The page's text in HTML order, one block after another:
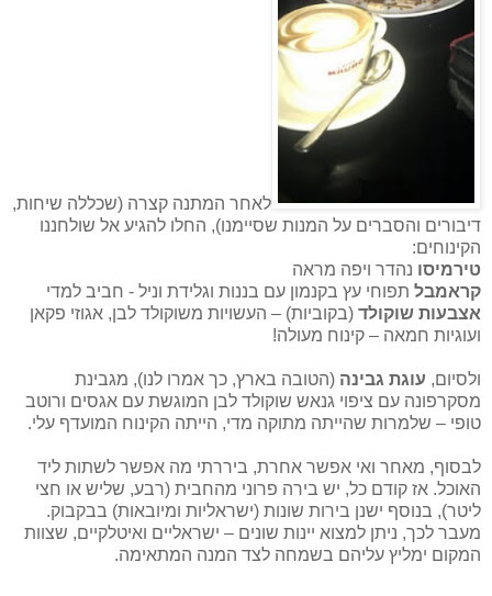
לאחר המתנה קצרה (שכללה שיחות,
דיבורים והסברים על המנות שסיימנו), החלו להגיע אל שולחננו
הקינוחים:
טירמיסו נהדר ויפה מראה
קראמבל תפוחי עץ בקנמון עם בננות וגלידת וניל - חביב למדי
אצבעות שוקולד (בקוביות) – העשויות משוקולד לבן, אגוזי פקאן
ועוגיות חמאה – קינוח מעולה!
ולסיום, עוגת גבינה (הטובה בארץ, כך אמרו לנו), מגבינת
מסקרפונה עם ציפוי גנאש שוקולד לבן המוגשת עם אגסים ורוטב
טופי – שלמרות שהייתה מתוקה מדי, הייתה הקינוח המועדף עלי.
לבסוף, מאחר ואי אפשר אחרת, ביררתי מה אפשר לשתות ליד
האוכל. אז קודם כל, יש בירה פרוני מהחבית (רבע, שליש או חצי
ליטר), בנוסף ישנן בירות שונות (ישראליות ומיובאות) בבקבוק.
מעבר לכך, ניתן למצוא יינות שונים – ישראליים ואיטלקיים, שצוות
המקום ימליץ עליהם בשמחה לצד המנה המתאימה.